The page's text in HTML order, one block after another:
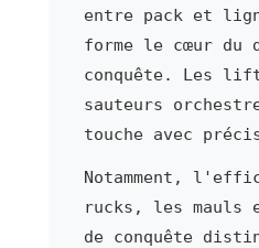
entre pack et
forme le cœur du
conquête. Les
sauteurs
touche avec
Notamment,
rucks, les mauls
de conquête